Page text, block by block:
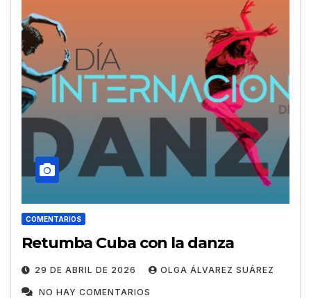
COMENTARIOS
Retumba Cuba con la danza
29 DE ABRIL DE 2026 OLGA ÁLVAREZ SUÁREZ
NO HAY COMENTARIOS